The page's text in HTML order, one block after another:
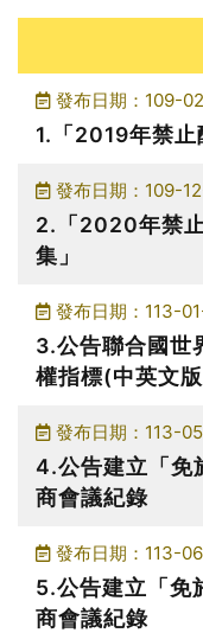
發布日期：109-
1.「2019年禁止
發布日期：109-
2.「2020年禁
集」
發布日期：113-
3.公告聯合國世
權指標(中英文
發布日期：113-
4.公告建立「免
商會議紀錄
發布日期：113-
5.公告建立「免
商會議紀錄